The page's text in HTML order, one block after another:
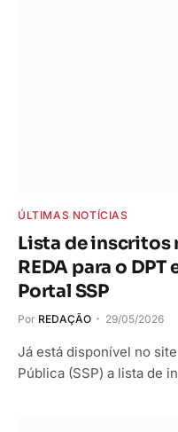
ÚLTIMAS NOTÍCIAS
Lista de inscritos
REDA para o
Portal SSP
Por REDAÇÃO 29/05/2026
Já está disponível no
Pública (SSP) a lista de